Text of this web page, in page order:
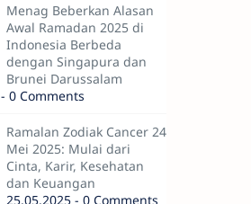
Menag Beberkan Alasan
Awal Ramadan 2025 di
Indonesia Berbeda
dengan Singapura dan
Brunei Darussalam
0 Comments
Ramalan Zodiak Cancer 24
Mei 2025: Mulai dari
Cinta, Karir, Kesehatan
dan Keuangan
25.05.2025 - 0 Comments